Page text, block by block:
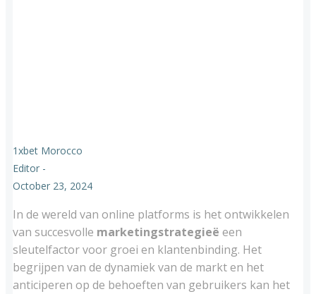
1xbet Morocco
Editor -
October 23, 2024
In de wereld van online platforms is het ontwikkelen
van succesvolle marketingstrategieë een
sleutelfactor voor groei en klantenbinding. Het
begrijpen van de dynamiek van de markt en het
anticiperen op de behoeften van gebruikers kan het